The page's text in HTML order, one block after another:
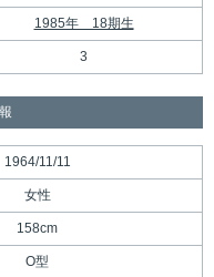
1985年 18期生
3
1964/11/11
女性
158cm
O型